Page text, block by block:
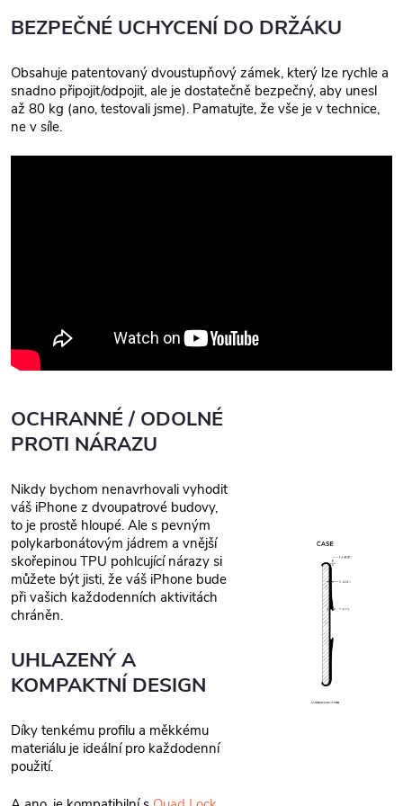
BEZPEČNÉ UCHYCENÍ DO DRŽÁKU
Obsahuje patentovaný dvoustupňový zámek, který lze rychle a
snadno připojit/odpojit, ale je dostatečně bezpečný, aby unesl
až 80 kg (ano, testovali jsme). Pamatujte, že vše je v technice,
ne v síle.
OCHRANNÉ / ODOLNÉ
PROTI NÁRAZU
Nikdy bychom nenavrhovali vyhodit
váš iPhone z dvoupatrové budovy,
to je prostě hloupé. Ale s pevným
polykarbonátovým jádrem a vnější
skořepinou TPU pohlcující nárazy si
můžete být jisti, že váš iPhone bude
při vašich každodenních aktivitách
chráněn.
UHLAZENÝ A
KOMPAKTNÍ DESIGN
Díky tenkému profilu a měkkému
materiálu je ideální pro každodenní
použití.